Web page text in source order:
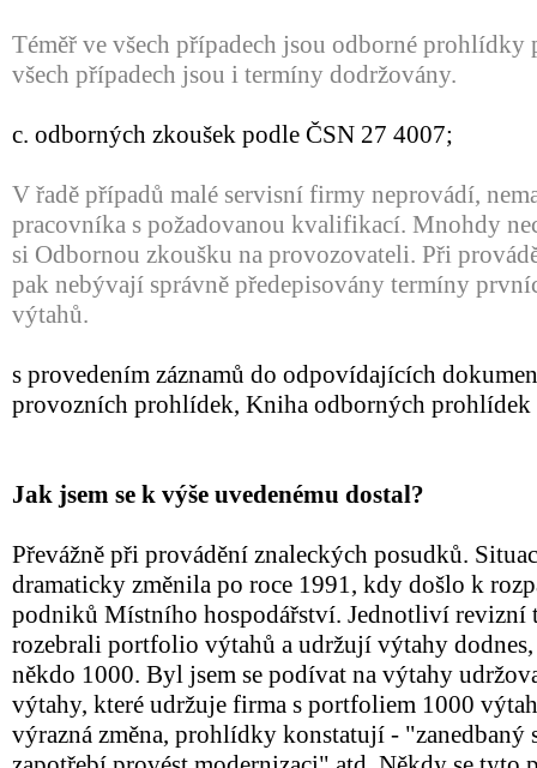
Téměř ve všech případech jsou odborné prohlídky
všech případech jsou i termíny dodržovány.
c. odborných zkoušek podle ČSN 27 4007;
V řadě případů malé servisní firmy neprovádí,
pracovníka s požadovanou kvalifikací. Mnohdy
si Odbornou zkoušku na provozovateli. Při
pak nebývají správně předepisovány termíny
výtahů.
s provedením záznamů do odpovídajících
provozních prohlídek, Kniha odborných prohlídek
Jak jsem se k výše uvedenému dostal?
Převážně při provádění znaleckých posudků.
dramaticky změnila po roce 1991, kdy došlo k
podniků Místního hospodářství. Jednotliví revizní
rozebrali portfolio výtahů a udržují výtahy
někdo 1000. Byl jsem se podívat na výtahy
výtahy, které udržuje firma s portfoliem 1000
výrazná změna, prohlídky konstatují - "zanedbaný